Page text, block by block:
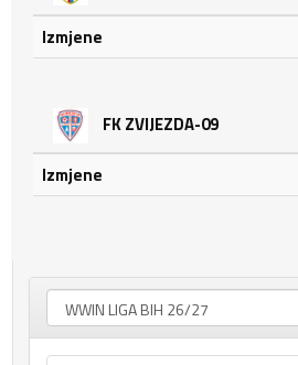
Izmjene
FK ZVIJEZDA-09
Izmjene